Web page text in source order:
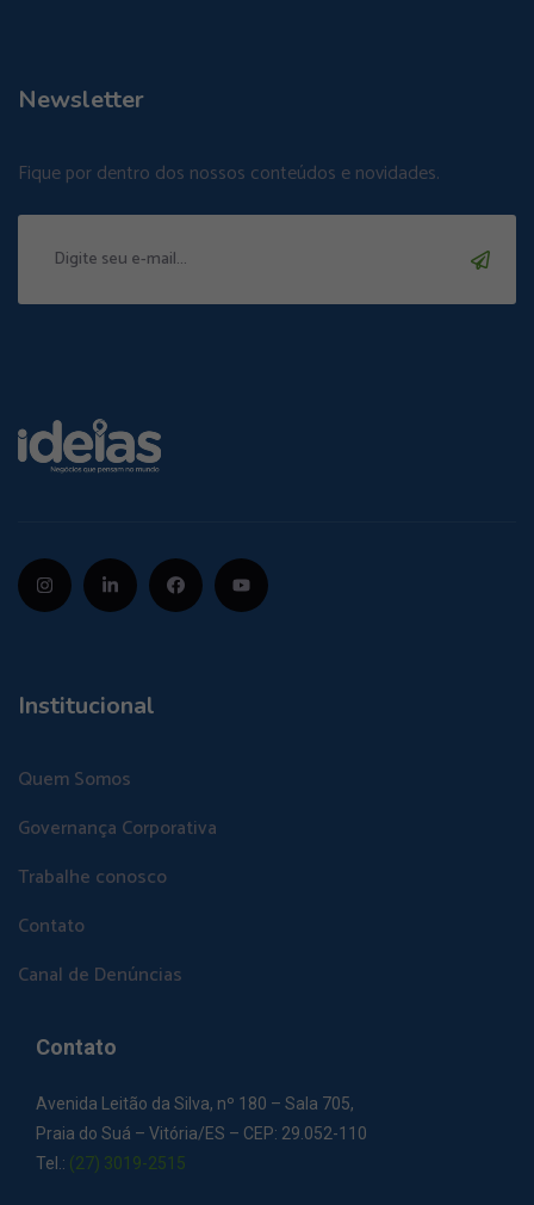
Newsletter
Fique por dentro dos nossos conteúdos e novidades.
Institucional
Quem Somos
Governança Corporativa
Trabalhe conosco
Contato
Canal de Denúncias
Contato
Avenida Leitão da Silva, nº 180 – Sala 705,
Praia do Suá – Vitória/ES – CEP: 29.052-110
Tel.: (27) 3019-2515